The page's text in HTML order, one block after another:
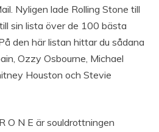
Nyligen lade Rolling Stone till
sin lista över de 100 bästa
den här listan hittar du sådana
Ozzy Osbourne, Michael
Houston och Stevie
O N E är souldrottningen